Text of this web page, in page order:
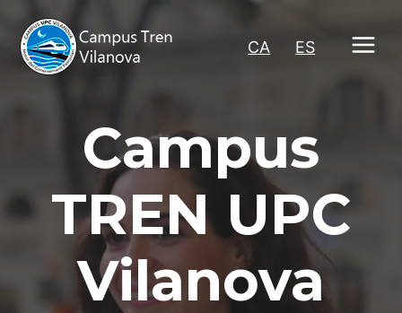
contingut
CA ES
Campus
TREN UPC
Vilanova